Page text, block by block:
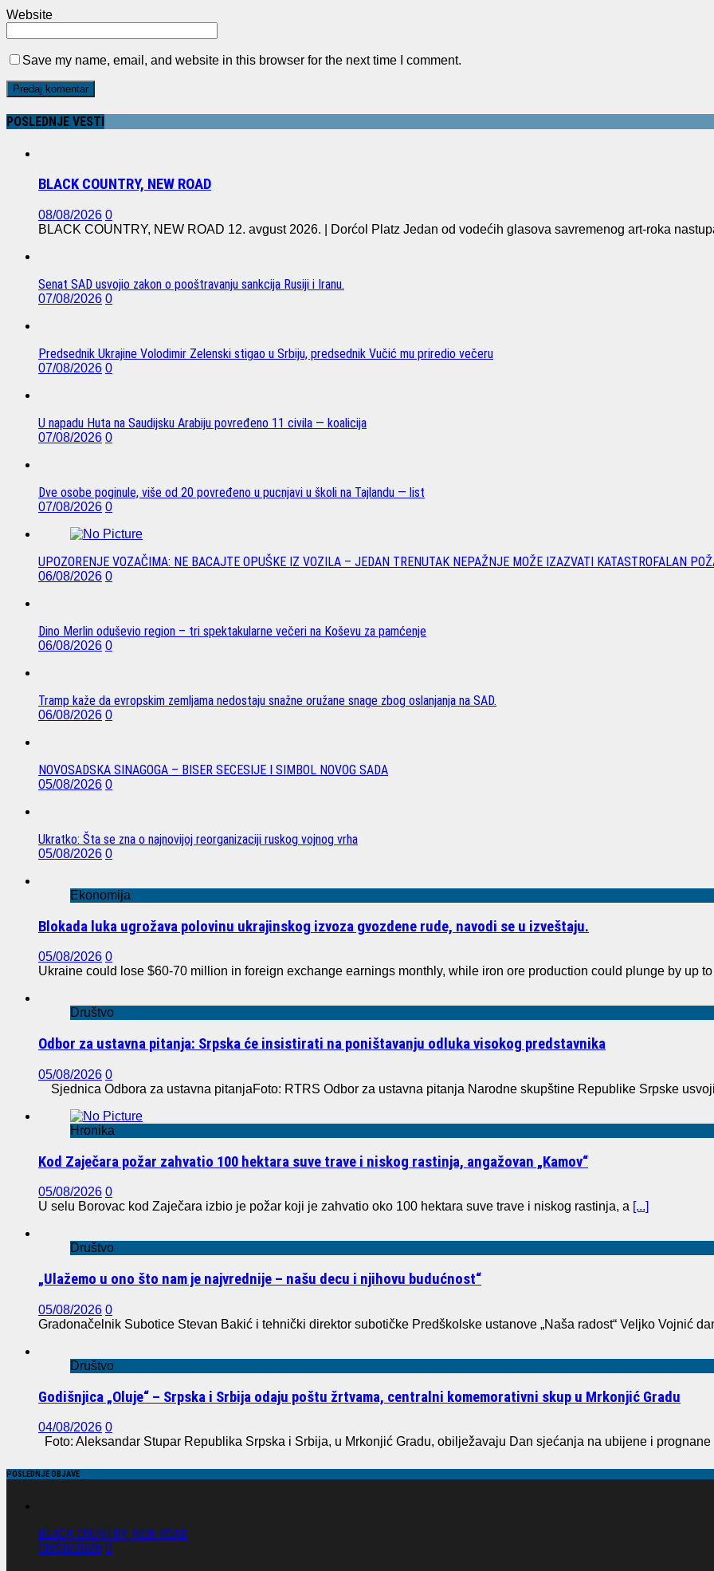
Website
Save my name, email, and website in this browser for the next time I comment.
POSLEDNJE VESTI
BLACK COUNTRY, NEW ROAD
08/08/2026 0
BLACK COUNTRY, NEW ROAD 12. avgust 2026. | Dorćol Platz Jedan od vodećih glasova savremenog art-roka
Senat SAD usvojio zakon o pooštravanju sankcija Rusiji i Iranu.
07/08/2026 0
Predsednik Ukrajine Volodimir Zelenski stigao u Srbiju, predsednik Vučić mu priredio večeru
07/08/2026 0
U napadu Huta na Saudijsku Arabiju povređeno 11 civila — koalicija
07/08/2026 0
Dve osobe poginule, više od 20 povređeno u pucnjavi u školi na Tajlandu — list
07/08/2026 0
UPOZORENJE VOZAČIMA: NE BACAJTE OPUŠKE IZ VOZILA – JEDAN TRENUTAK NEPAŽNJE MOŽE IZAZVATI KATASTROFALAN
06/08/2026 0
Dino Merlin oduševio region – tri spektakularne večeri na Koševu za pamćenje
06/08/2026 0
Tramp kaže da evropskim zemljama nedostaju snažne oružane snage zbog oslanjanja na SAD.
06/08/2026 0
NOVOSADSKA SINAGOGA – BISER SECESIJE I SIMBOL NOVOG SADA
05/08/2026 0
Ukratko: Šta se zna o najnovijoj reorganizaciji ruskog vojnog vrha
05/08/2026 0
Ekonomija
Blokada luka ugrožava polovinu ukrajinskog izvoza gvozdene rude, navodi se u izveštaju.
05/08/2026 0
Ukraine could lose $60-70 million in foreign exchange earnings monthly, while iron ore production could plunge by up
Društvo
Odbor za ustavna pitanja: Srpska će insistirati na poništavanju odluka visokog predstavnika
05/08/2026 0
Sjednica Odbora za ustavna pitanjaFoto: RTRS Odbor za ustavna pitanja Narodne skupštine Republike Srpske
Hronika
Kod Zaječara požar zahvatio 100 hektara suve trave i niskog rastinja, angažovan „Kamov“
05/08/2026 0
U selu Borovac kod Zaječara izbio je požar koji je zahvatio oko 100 hektara suve trave i niskog rastinja, a [...]
Društvo
„Ulažemo u ono što nam je najvrednije – našu decu i njihovu budućnost“
05/08/2026 0
Gradonačelnik Subotice Stevan Bakić i tehnički direktor subotičke Predškolske ustanove „Naša radost“ Veljko Vojnić
Društvo
Godišnjica „Oluje“ – Srpska i Srbija odaju poštu žrtvama, centralni komemorativni skup u Mrkonjić Gradu
04/08/2026 0
Foto: Aleksandar Stupar Republika Srpska i Srbija, u Mrkonjić Gradu, obilježavaju Dan sjećanja na ubijene i
POSLEDNJE OBJAVE
BLACK COUNTRY, NEW ROAD
08/08/2026 0